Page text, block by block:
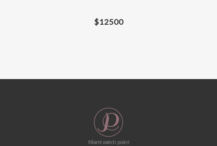
$12500
Miami watch point